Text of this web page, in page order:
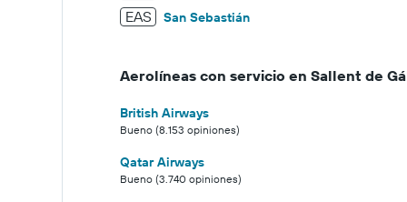
EAS San Sebastián
Aerolíneas con servicio en Sallent de
British Airways
Bueno (8.153 opiniones)
Qatar Airways
Bueno (3.740 opiniones)